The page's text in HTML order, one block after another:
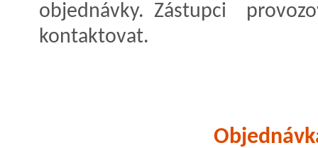
objednávky. Zástupci
kontaktovat.